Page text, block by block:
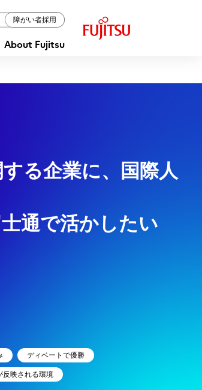
障がい者採用
About Fujitsu
u
t
る企業に、国際人
通で活かしたい
ディベートで優勝
反映される環境